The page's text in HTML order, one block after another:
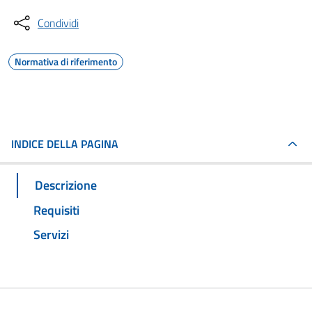
Condividi
Normativa di riferimento
INDICE DELLA PAGINA
Descrizione
Requisiti
Servizi